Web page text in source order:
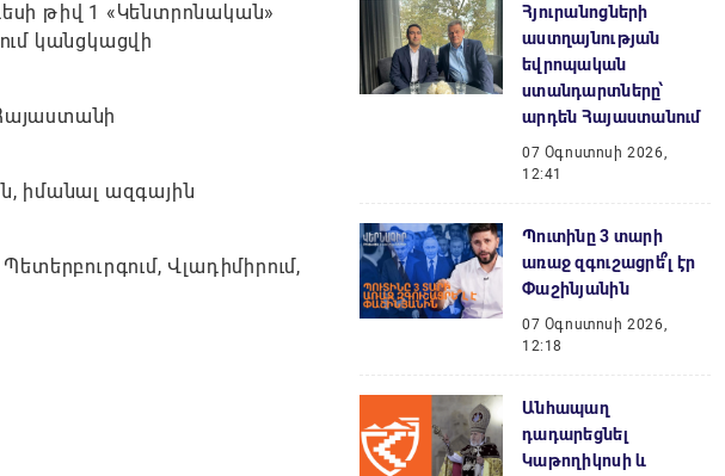
թիվ 1 «Կենտրոնական»
կանցկացվի
իմանալ ազգային
Վլադիմիրում,
Հյուրանոցների
աստղայնության
եվրոպական
ստանդարտները՝
արդեն Հայաստանում
07 Օգոստոսի 2026,
12:41
Պուտինը 3 տարի
առաջ զգուշացրե՞լ էր
Փաշինյանին
07 Օգոստոսի 2026,
12:18
Անհապաղ
դադարեցնել
Կաթողիկոսի և